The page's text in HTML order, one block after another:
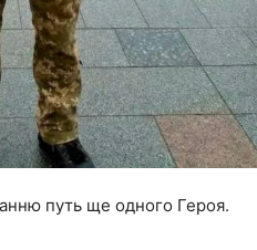
путь ще одного Героя.